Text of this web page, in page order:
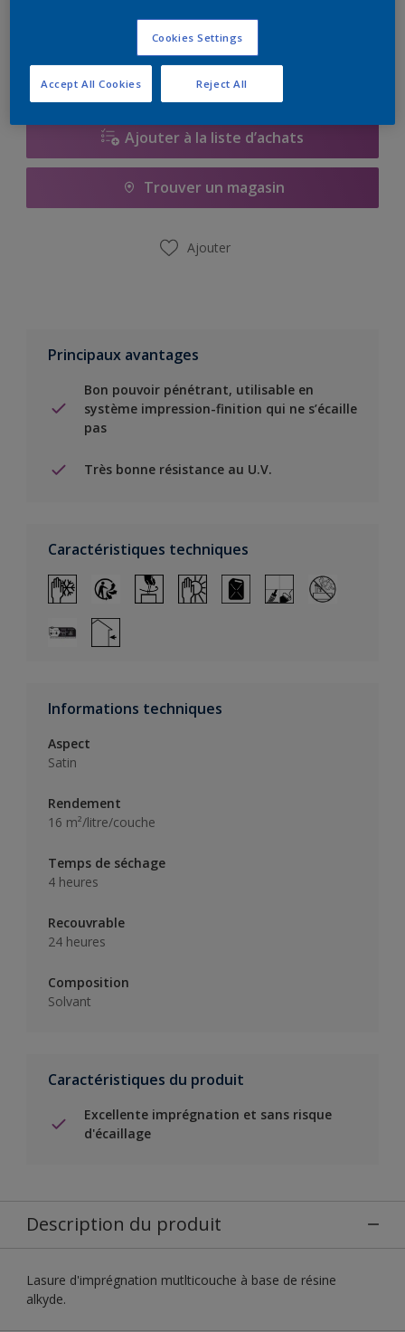
Calculer
Ajouter à la liste d’achats
Trouver un magasin
Ajouter
Principaux avantages
Bon pouvoir pénétrant, utilisable en
système impression-finition qui ne s’écaille
pas
Très bonne résistance au U.V.
Caractéristiques techniques
Informations techniques
Aspect
Satin
Rendement
16 m²/litre/couche
Temps de séchage
4 heures
Recouvrable
24 heures
Composition
Solvant
Caractéristiques du produit
Excellente imprégnation et sans risque
d'écaillage
Description du produit
Lasure d'imprégnation mutlticouche à base de résine
alkyde.
Cookies Settings
Reject All
Accept All Cookies